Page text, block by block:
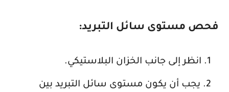
فحص مستوى سائل التبريد:
انظر إلى جانب الخزان البلاستيكي.
يجب أن يكون مستوى سائل التبريد بين